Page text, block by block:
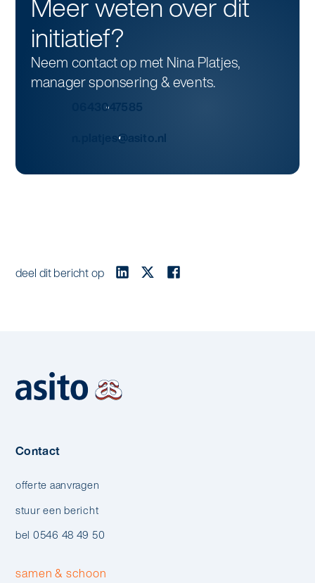
initiatief?
Neem contact op met Nina Platjes,
manager sponsering & events.
0643047585
n.platjes@asito.nl
deel dit bericht op
Contact
offerte aanvragen
stuur een bericht
bel 0546 48 49 50
samen & schoon